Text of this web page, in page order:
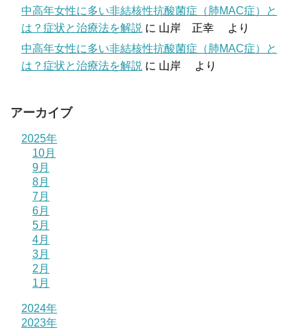
中高年女性に多い非結核性抗酸菌症（肺MAC症）と
は？症状と治療法を解説 に 山岸 正幸
より
中高年女性に多い非結核性抗酸菌症（肺MAC症）と
は？症状と治療法を解説 に 山岸 より
アーカイブ
2025年
10月
9月
8月
7月
6月
5月
4月
3月
2月
1月
2024年
2023年